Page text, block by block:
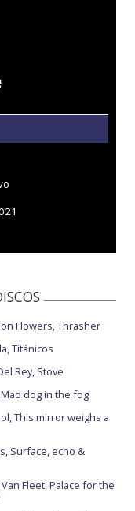
Flowers, Thrasher
Titánicos
Rey, Stove
dog in the fog
This mirror weighs a
Surface, echo &
Fleet, Palace for the